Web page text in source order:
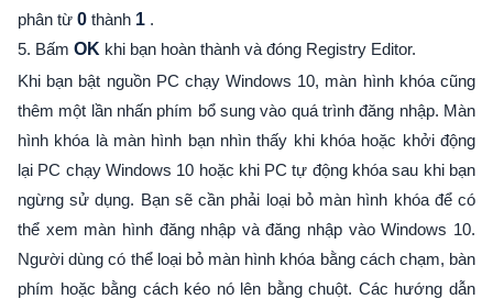
phân từ 0 thành 1 .
5. Bấm OK khi bạn hoàn thành và đóng Registry Editor.
Khi bạn bật nguồn PC chạy Windows 10, màn hình khóa cũng
thêm một lần nhấn phím bổ sung vào quá trình đăng nhập. Màn
hình khóa là màn hình bạn nhìn thấy khi khóa hoặc khởi động
lại PC chạy Windows 10 hoặc khi PC tự động khóa sau khi bạn
ngừng sử dụng. Bạn sẽ cần phải loại bỏ màn hình khóa để có
thể xem màn hình đăng nhập và đăng nhập vào Windows 10.
Người dùng có thể loại bỏ màn hình khóa bằng cách chạm, bàn
phím hoặc bằng cách kéo nó lên bằng chuột. Các hướng dẫn